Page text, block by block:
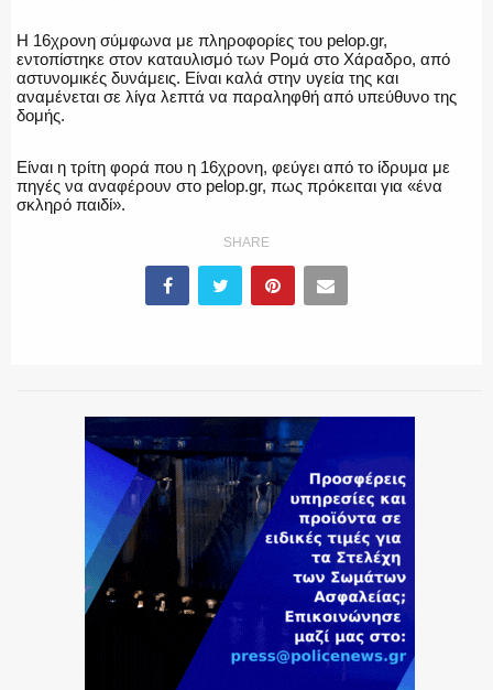
ΛΙΜΕΝΙΚΟ
ΕΝΟΠΛΕΣ ΔΥΝΑΜΕΙΣ
Η ΦΩΝΗ ΣΟΥ
ΟΠΛΑ/ΕΞΟΠΛΙΣΜΟΣ
Η 16χρονη σύμφωνα με πληροφορίες του pelop.gr,
εντοπίστηκε στον καταυλισμό των Ρομά στο Χάραδρο, από
αστυνομικές δυνάμεις. Είναι καλά στην υγεία της και
αναμένεται σε λίγα λεπτά να παραληφθή από υπεύθυνο της
δομής.
Είναι η τρίτη φορά που η 16χρονη, φεύγει από το ίδρυμα με
πηγές να αναφέρουν στο pelop.gr, πως πρόκειται για «ένα
σκληρό παιδί».
SHARE